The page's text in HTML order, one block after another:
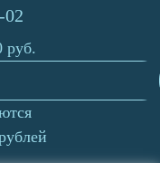
02
руб.